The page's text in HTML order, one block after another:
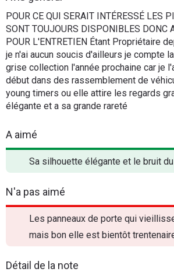
Marques
POUR CE QUI SERAIT INTÉRESSÉ LES
SONT TOUJOURS DISPONIBLES DONC
POUR L'ENTRETIEN Étant Propriétaire
je n'ai aucun soucis d'ailleurs je compte
grise collection l'année prochaine car je
début dans des rassemblement de
young timers ou elle attire les regards
élégante et a sa grande rareté
A aimé
Sa silhouette élégante et le bruit
N'a pas aimé
Les panneaux de porte qui
mais bon elle est bientôt
Détail de la note